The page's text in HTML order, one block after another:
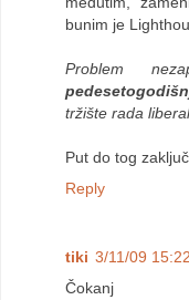
bunim je
Problem
tržište rada
Put do tog
Reply
tiki 3/11/09 15:22
Čokanj